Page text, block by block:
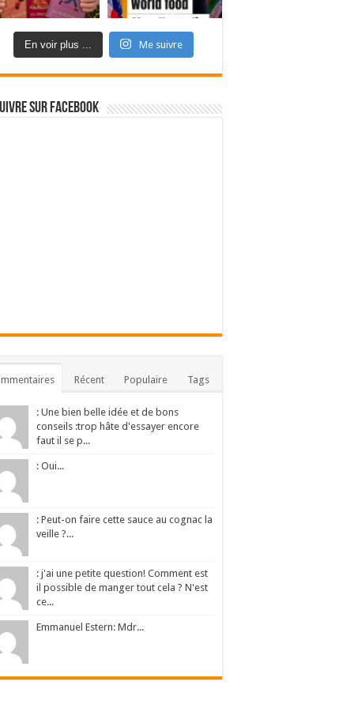
En voir plus ... Me suivre
sur Facebook
Récent Populaire Tags
: Une bien belle idée et de bons
conseils :trop hâte d'essayer encore
faut il se p...
: Oui...
: Peut-on faire cette sauce au cognac la
veille ?...
: j'ai une petite question! Comment est
il possible de manger tout cela ? N'est
ce...
Emmanuel Estern: Mdr...